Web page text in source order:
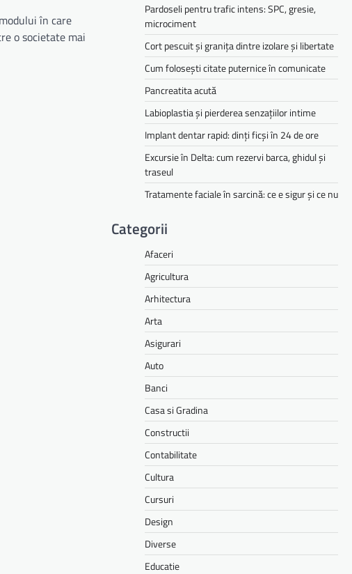
în care
o societate mai
Pardoseli pentru trafic intens: SPC, gresie,
microciment
Cort pescuit și granița dintre izolare și libertate
Cum folosești citate puternice în comunicate
Pancreatita acută
Labioplastia și pierderea senzațiilor intime
Implant dentar rapid: dinți ficși în 24 de ore
Excursie în Delta: cum rezervi barca, ghidul și
traseul
Tratamente faciale în sarcină: ce e sigur și ce nu
Categorii
Afaceri
Agricultura
Arhitectura
Arta
Asigurari
Auto
Banci
Casa si Gradina
Constructii
Contabilitate
Cultura
Cursuri
Design
Diverse
Educatie